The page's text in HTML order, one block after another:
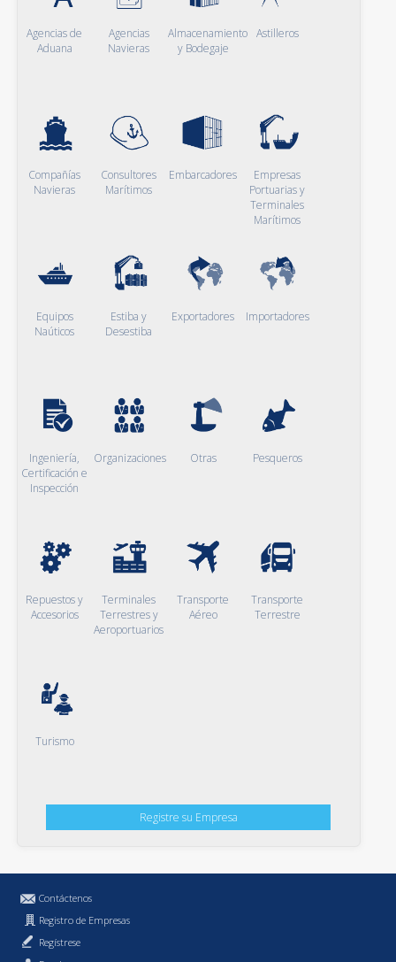
Agencias de
Aduana
Agencias
Navieras
Almacenamiento
y Bodegaje
Astilleros
Compañías
Navieras
Consultores
Marítimos
Embarcadores
Empresas
Portuarias y
Terminales
Marítimos
Equipos
Naúticos
Estiba y
Desestiba
Exportadores Importadores
Ingeniería,
Certificación e
Inspección
Organizaciones Otras Pesqueros
Repuestos y
Accesorios
Terminales
Terrestres y
Aeroportuarios
Transporte
Aéreo
Transporte
Terrestre
Turismo
Registre su Empresa
Contáctenos
Registro de Empresas
Regístrese